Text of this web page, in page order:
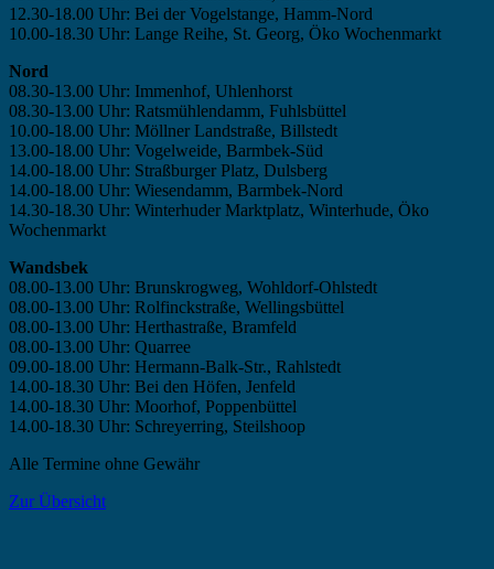
12.30-18.00 Uhr: Bei der Vogelstange, Hamm-Nord
10.00-18.30 Uhr: Lange Reihe, St. Georg, Öko Wochenmarkt
Nord
08.30-13.00 Uhr: Immenhof, Uhlenhorst
08.30-13.00 Uhr: Ratsmühlendamm, Fuhlsbüttel
10.00-18.00 Uhr: Möllner Landstraße, Billstedt
13.00-18.00 Uhr: Vogelweide, Barmbek-Süd
14.00-18.00 Uhr: Straßburger Platz, Dulsberg
14.00-18.00 Uhr: Wiesendamm, Barmbek-Nord
14.30-18.30 Uhr: Winterhuder Marktplatz, Winterhude, Öko
Wochenmarkt
Wandsbek
08.00-13.00 Uhr: Brunskrogweg, Wohldorf-Ohlstedt
08.00-13.00 Uhr: Rolfinckstraße, Wellingsbüttel
08.00-13.00 Uhr: Herthastraße, Bramfeld
08.00-13.00 Uhr: Quarree
09.00-18.00 Uhr: Hermann-Balk-Str., Rahlstedt
14.00-18.30 Uhr: Bei den Höfen, Jenfeld
14.00-18.30 Uhr: Moorhof, Poppenbüttel
14.00-18.30 Uhr: Schreyerring, Steilshoop
Alle Termine ohne Gewähr
Zur Übersicht